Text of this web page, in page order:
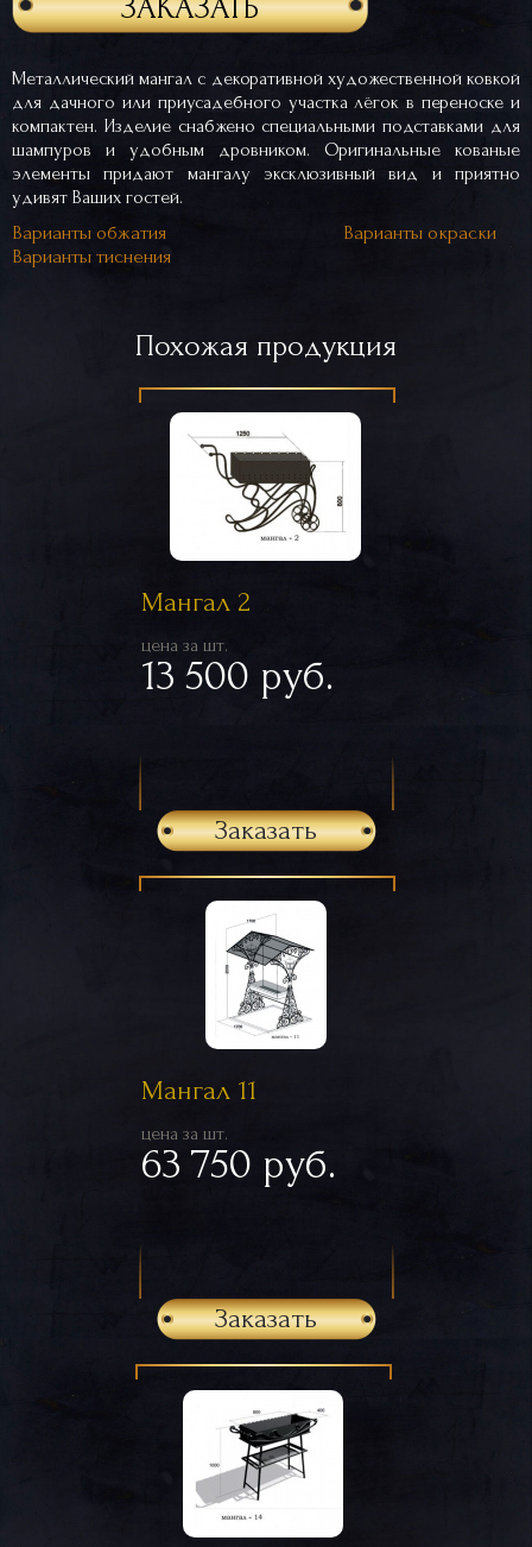
ЗАКАЗАТЬ
Металлический мангал с декоративной художественной ковкой
для дачного или приусадебного участка лёгок в переноске и
компактен. Изделие снабжено специальными подставками для
шампуров и удобным дровником. Оригинальные кованые
элементы придают мангалу эксклюзивный вид и приятно
удивят Ваших гостей.
Варианты обжатия
Варианты окраски
Варианты тиснения
Похожая продукция
Мангал 2
цена за шт.
13 500 руб.
Заказать
Мангал 11
цена за шт.
63 750 руб.
Заказать